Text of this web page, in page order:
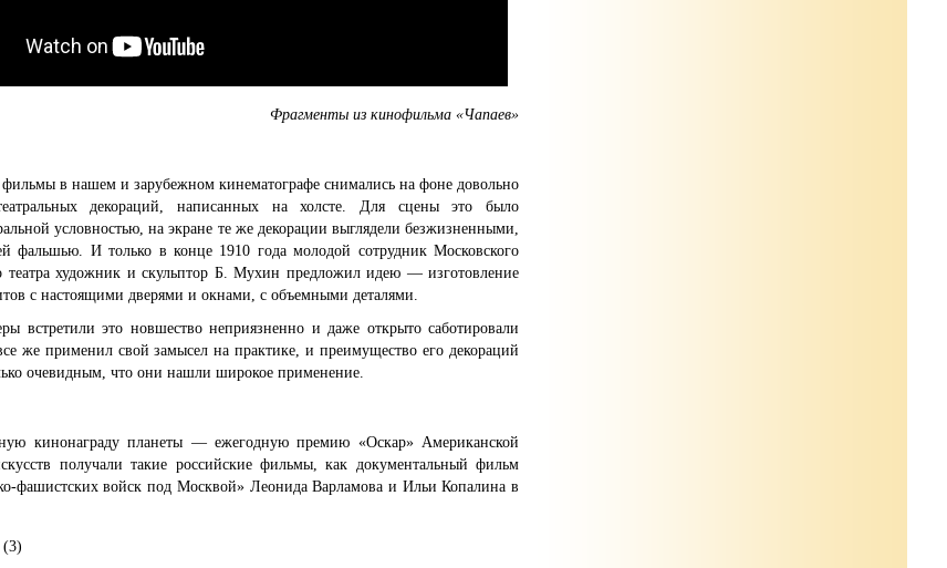
Фрагменты из кинофильма «Чапаев»
в нашем и зарубежном кинематографе снимались на фоне довольно
декораций, написанных на холсте. Для сцены это было
условностью, на экране те же декорации выглядели безжизненными,
фальшью. И только в конце 1910 года молодой сотрудник Московского
театра художник и скульптор Б. Мухин предложил идею — изготовление
с настоящими дверями и окнами, с объемными деталями.
встретили это новшество неприязненно и даже открыто саботировали
же применил свой замысел на практике, и преимущество его декораций
очевидным, что они нашли широкое применение.
кинонаграду планеты — ежегодную премию «Оскар» Американской
получали такие российские фильмы, как документальный фильм
фашистских войск под Москвой» Леонида Варламова и Ильи Копалина в